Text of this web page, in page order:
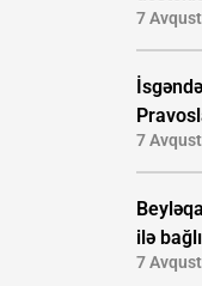
7
7
ilə
7